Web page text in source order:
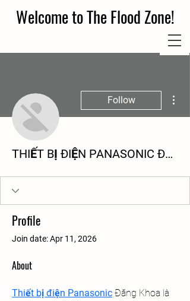
Welcome to The Flood Zone!
Follow
THIẾT BỊ ĐIỆN PANASONIC ĐĂNG KHOA
Profile
Join date: Apr 11, 2026
About
Thiết bị điện Panasonic Đăng Khoa là